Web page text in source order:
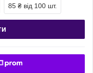
85 ₴ від 100 шт.